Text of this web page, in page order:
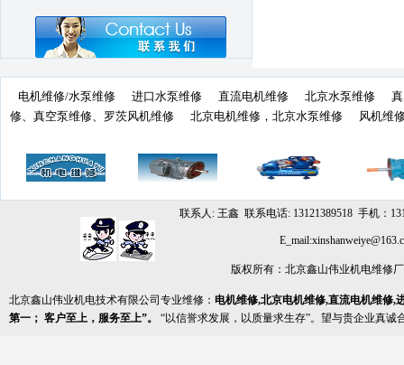
电机维修/水泵维修 进口水泵维修 直流电机维修 北京水泵维修
修、真空泵维修、罗茨风机维修
北京电机维修，北京水泵维修 风机维
联系人: 王鑫 联系电话: 13121389518 手机：
版权所有：北京鑫山伟业机电维修
北京鑫山伟业机电技术有限公司专业维修： 电机维修,北京电机维修,直流电机维修,
第一； 客户至上，服务至上”。
“以信誉求发展，以质量求生存”。望与贵企业真诚